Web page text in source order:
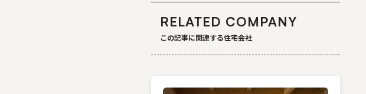
RELATED COMPANY
この記事に関連する住宅会社